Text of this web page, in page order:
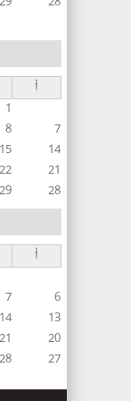
أ
1
7
8
14
15
21
22
28
29
أ
6
7
13
14
20
21
27
28